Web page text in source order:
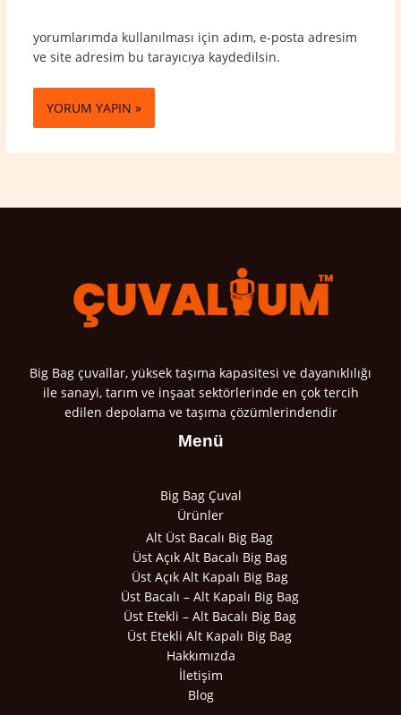
yorumlarımda kullanılması için adım, e-posta adresim
ve site adresim bu tarayıcıya kaydedilsin.
Big Bag çuvallar, yüksek taşıma kapasitesi ve dayanıklılığı
ile sanayi, tarım ve inşaat sektörlerinde en çok tercih
edilen depolama ve taşıma çözümlerindendir
Menü
Big Bag Çuval
Ürünler
Alt Üst Bacalı Big Bag
Üst Açık Alt Bacalı Big Bag
Üst Açık Alt Kapalı Big Bag
Üst Bacalı – Alt Kapalı Big Bag
Üst Etekli – Alt Bacalı Big Bag
Üst Etekli Alt Kapalı Big Bag
Hakkımızda
İletişim
Blog